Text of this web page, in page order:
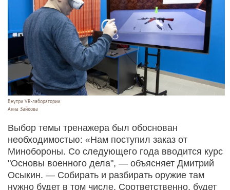
Внутри VR-лаборатории.
Анна Зайкова
Выбор темы тренажера был обоснован
необходимостью: «Нам поступил заказ от
Минобороны. Со следующего года вводится курс
"Основы военного дела", — объясняет Дмитрий
Осыкин. — Собирать и разбирать оружие там
нужно будет в том числе. Соответственно, будет